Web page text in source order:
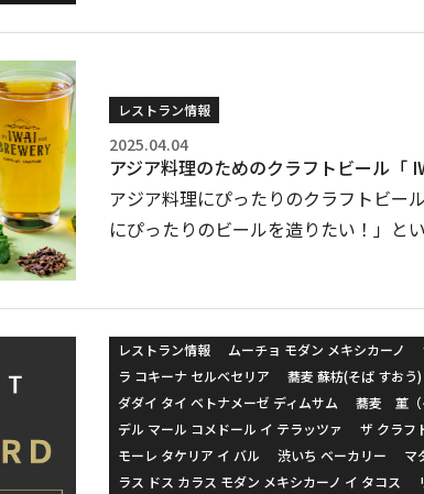
レストラン情報
2025.04.04
アジア料理のためのクラフトビール「
アジア料理にぴったりのクラフトビー
にぴったりのビールを造りたい！」と
レストラン情報 ムーチョ モダン メキシカーノ
ラ コキーナ セルベセリア
蕎麦 蘇枋(そば すおう)
ダダイ タイ ベトナメーゼ ディムサム
蕎麦 菫（
デル マール コメドール イ テラッツァ
ザ クラフ
モーレ タケリア イ バル
渋いち ベーカリー マ
ラス ドス カラス モダン メキシカーノ イ タコス